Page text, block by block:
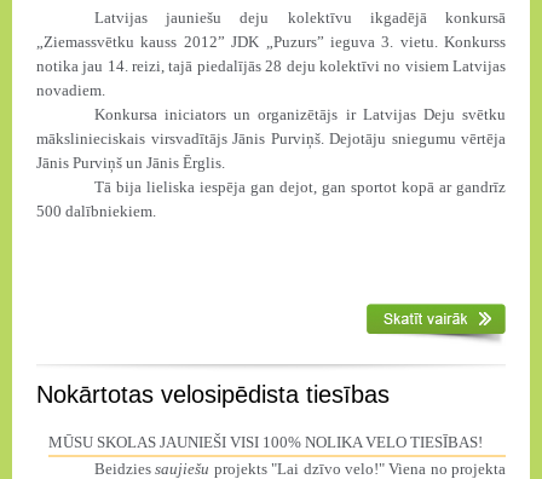
Latvijas jauniešu deju kolektīvu ikgadējā konkursā
„Ziemassvētku kauss 2012” JDK „Puzurs” ieguva 3. vietu. Konkurss
notika jau 14. reizi, tajā piedalījās 28 deju kolektīvi no visiem Latvijas
novadiem.
Konkursa iniciators un organizētājs ir Latvijas Deju svētku
mākslinieciskais virsvadītājs Jānis Purviņš. Dejotāju sniegumu vērtēja
Jānis Purviņš un Jānis Ērglis.
Tā bija lieliska iespēja gan dejot, gan sportot kopā ar gandrīz
500 dalībniekiem.
Nokārtotas velosipēdista tiesības
MŪSU SKOLAS JAUNIEŠI VISI 100% NOLIKA VELO TIESĪBAS!
Beidziessaujiešu projekts "Lai dzīvo velo!" Viena no projekta